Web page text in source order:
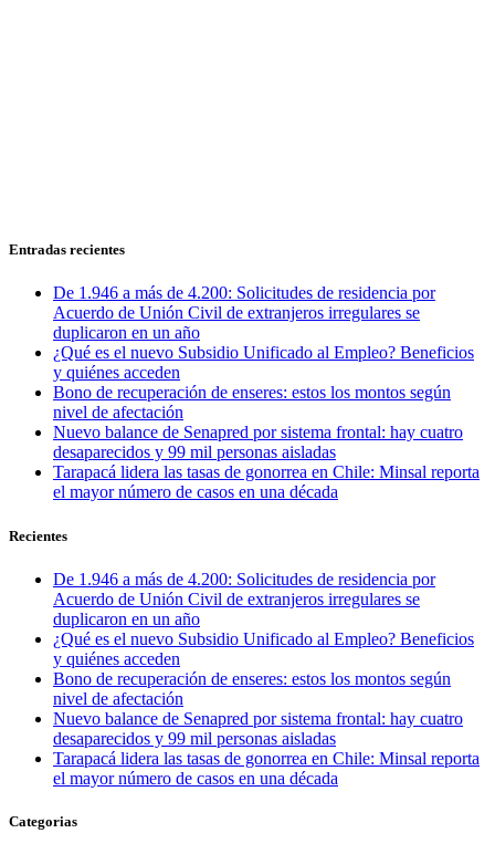
Entradas recientes
De 1.946 a más de 4.200: Solicitudes de residencia por
Acuerdo de Unión Civil de extranjeros irregulares se
duplicaron en un año
¿Qué es el nuevo Subsidio Unificado al Empleo? Beneficios
y quiénes acceden
Bono de recuperación de enseres: estos los montos según
nivel de afectación
Nuevo balance de Senapred por sistema frontal: hay cuatro
desaparecidos y 99 mil personas aisladas
Tarapacá lidera las tasas de gonorrea en Chile: Minsal reporta
el mayor número de casos en una década
Recientes
De 1.946 a más de 4.200: Solicitudes de residencia por
Acuerdo de Unión Civil de extranjeros irregulares se
duplicaron en un año
¿Qué es el nuevo Subsidio Unificado al Empleo? Beneficios
y quiénes acceden
Bono de recuperación de enseres: estos los montos según
nivel de afectación
Nuevo balance de Senapred por sistema frontal: hay cuatro
desaparecidos y 99 mil personas aisladas
Tarapacá lidera las tasas de gonorrea en Chile: Minsal reporta
el mayor número de casos en una década
Categorias